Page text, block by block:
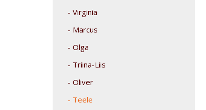
Virginia
Marcus
Olga
Triina-Liis
Oliver
Teele